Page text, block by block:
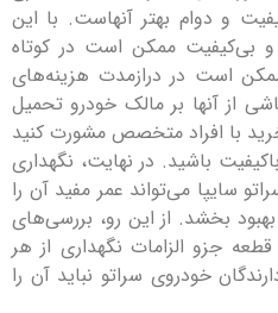
بهتر آنهاست. با این
ممکن است در کوتاه
درازمدت هزینه‌های
بر مالک خودرو تحمیل
متخصص مشورت کنید
در نهایت، نگهداری
می‌تواند عمر مفید آن را
از این رو، بررسی‌های
نگهداری از هر
سراتو نباید آن را